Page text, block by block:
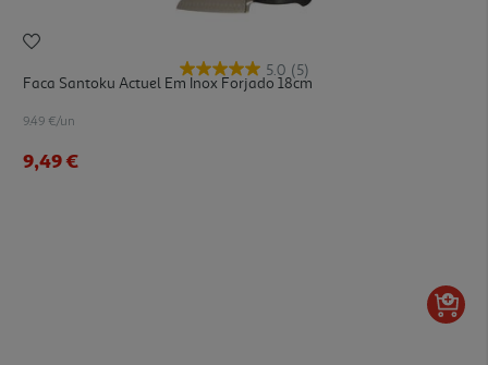
5.0 (5)
Faca Santoku Actuel Em Inox Forjado 18cm
9.49 €/un
9,49 €